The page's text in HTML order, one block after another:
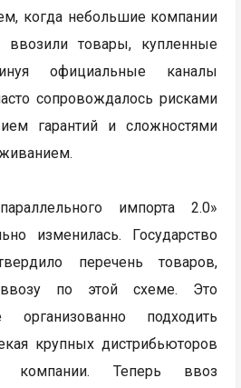
когда небольшие компании
ввозили товары, купленные
официальные каналы
сопровождалось рисками
гарантий и сложностями
импорта 2.0»
изменилась. Государство
перечень товаров,
по этой схеме. Это
организованно подходить
крупных дистрибьюторов
компании. Теперь ввоз